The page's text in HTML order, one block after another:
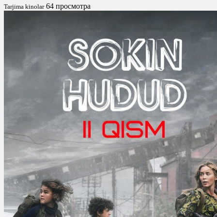
Tarjima kinolar 64 просмотра